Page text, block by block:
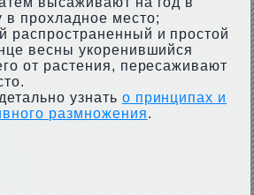
в прохладное место;
распространенный и простой
весны укоренившийся
от растения, пересаживают
узнать о принципах и
размножения.